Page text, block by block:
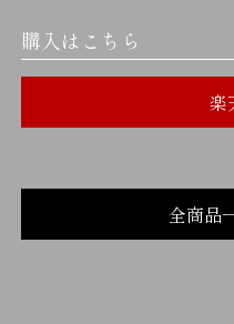
購入はこちら
楽
全商品